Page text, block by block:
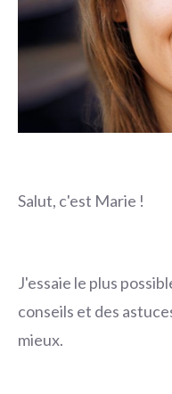
Salut, c'est Marie !
J'essaie le plus
conseils et des
mieux.